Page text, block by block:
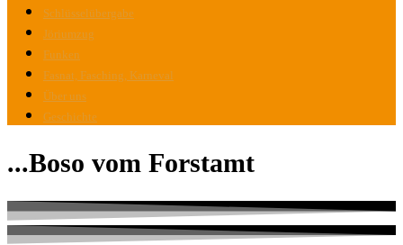
Schlüsselübergabe
Jöriumzug
Funken
Fasnat, Fasching, Karneval
Über uns
Geschichte
...Boso vom Forstamt